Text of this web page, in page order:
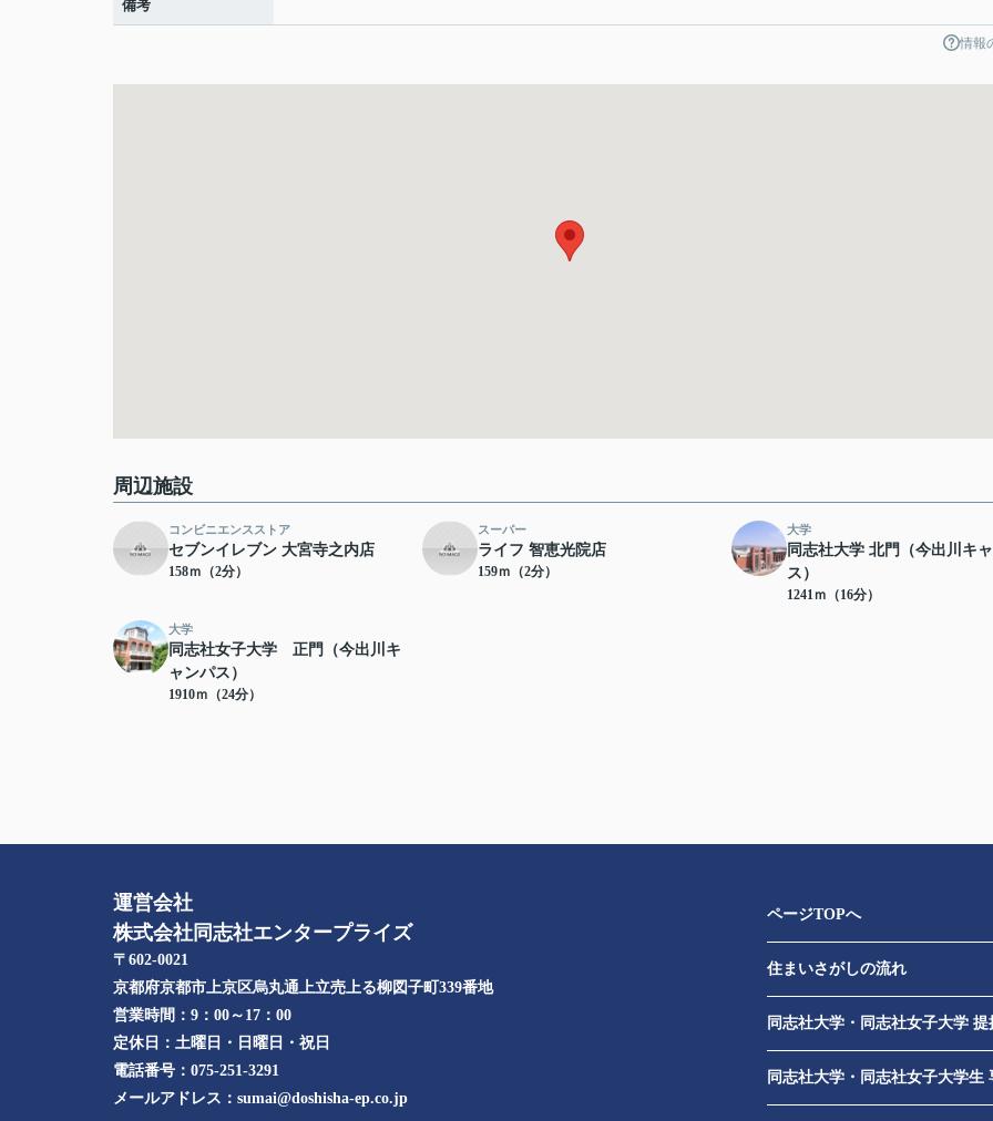
備考
情報
周辺施設
コンビニエンスストア
セブンイレブン 大宮寺之内店
158ｍ（2分）
スーパー
ライフ 智恵光院店
159ｍ（2分）
大学
同志社大学 北門（今出川キ
ス）
1241ｍ（16分）
大学
同志社女子大学 正門（今出川キ
ャンパス）
1910ｍ（24分）
運営会社
株式会社同志社エンタープライズ
〒602-0021
京都府京都市上京区烏丸通上立売上る柳図子町339番地​​
営業時間： 9：00～17：00
定休日： 土曜日・日曜日・祝日
電話番号： 075-251-3291
メールアドレス： sumai@doshisha-ep.co.jp
ページTOPへ
住まいさがしの流れ
同志社大学・同志社女子大学
同志社大学・同志社女子大学生